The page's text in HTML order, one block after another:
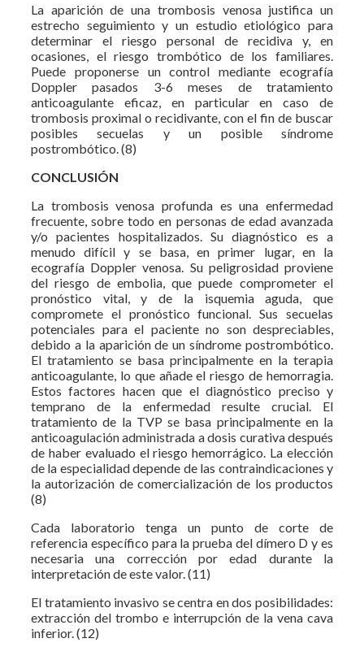
La aparición de una trombosis venosa justifica un
estrecho seguimiento y un estudio etiológico para
determinar el riesgo personal de recidiva y, en
ocasiones, el riesgo trombótico de los familiares.
Puede proponerse un control mediante ecografía
Doppler pasados 3-6 meses de tratamiento
anticoagulante eficaz, en particular en caso de
trombosis proximal o recidivante, con el fin de buscar
posibles secuelas y un posible síndrome
postrombótico. (8)
CONCLUSIÓN
La trombosis venosa profunda es una enfermedad
frecuente, sobre todo en personas de edad avanzada
y/o pacientes hospitalizados. Su diagnóstico es a
menudo difícil y se basa, en primer lugar, en la
ecografía Doppler venosa. Su peligrosidad proviene
del riesgo de embolia, que puede comprometer el
pronóstico vital, y de la isquemia aguda, que
compromete el pronóstico funcional. Sus secuelas
potenciales para el paciente no son despreciables,
debido a la aparición de un síndrome postrombótico.
El tratamiento se basa principalmente en la terapia
anticoagulante, lo que añade el riesgo de hemorragia.
Estos factores hacen que el diagnóstico preciso y
temprano de la enfermedad resulte crucial. El
tratamiento de la TVP se basa principalmente en la
anticoagulación administrada a dosis curativa después
de haber evaluado el riesgo hemorrágico. La elección
de la especialidad depende de las contraindicaciones y
la autorización de comercialización de los productos
(8)
Cada laboratorio tenga un punto de corte de
referencia específico para la prueba del dímero D y es
necesaria una corrección por edad durante la
interpretación de este valor. (11)
El tratamiento invasivo se centra en dos posibilidades:
extracción del trombo e interrupción de la vena cava
inferior. (12)